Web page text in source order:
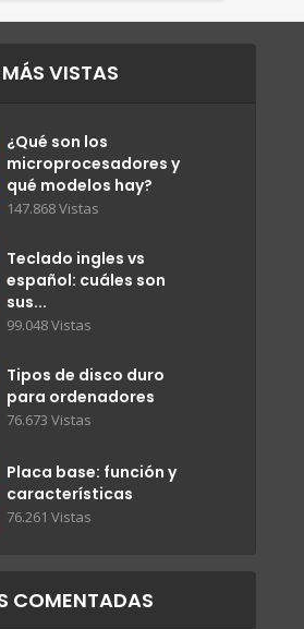
MÁS VISTAS
¿Qué son los
microprocesadores y
qué modelos hay?
147.868 Vistas
Teclado ingles vs
español: cuáles son
sus...
99.048 Vistas
Tipos de disco duro
para ordenadores
76.673 Vistas
Placa base: función y
características
76.261 Vistas
COMENTADAS